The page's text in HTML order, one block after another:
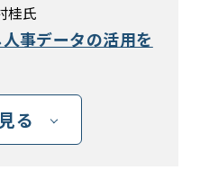
桂氏
事データの活用を
る